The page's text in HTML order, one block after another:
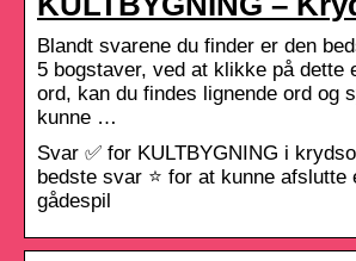
Blandt svarene du finder er den
5 bogstaver, ved at klikke på dette
ord, kan du findes lignende ord og
kunne …
Svar ✅ for KULTBYGNING i
bedste svar ⭐ for at kunne afslutte
gådespil